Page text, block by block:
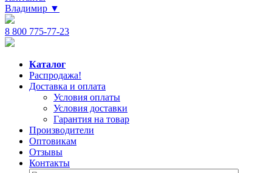
Владимир ▼
8 800 775-77-23
Каталог
Распродажа!
Доставка и оплата
Условия оплаты
Условия доставки
Гарантия на товар
Производители
Оптовикам
Отзывы
Контакты